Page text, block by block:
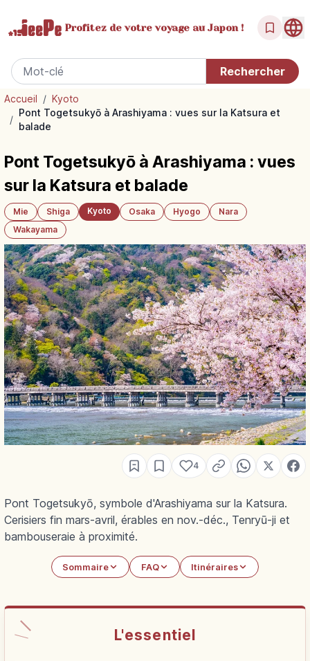
Profitez de votrevoyage au Japon !
Accueil / Kyoto
/
Pont Togetsukyō à Arashiyama : vues sur la Katsura et
balade
Pont Togetsukyō à Arashiyama : vues
sur la Katsura et balade
Mie Shiga Kyoto Osaka Hyogo
Nara
Wakayama
4
Pont Togetsukyō, symbole d'Arashiyama sur la Katsura.
Cerisiers fin mars-avril, érables en nov.-déc., Tenryū-ji et
bambouseraie à proximité.
Sommaire FAQ Itinéraires
L'essentiel